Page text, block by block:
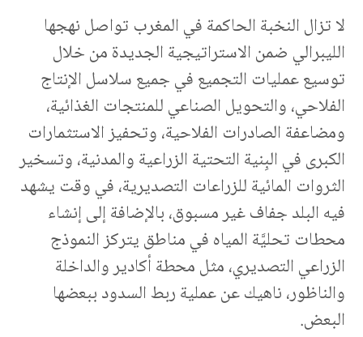
لا تزال النخبة الحاكمة في المغرب تواصل نهجها
الليبرالي ضمن الاستراتيجية الجديدة من خلال
توسيع عمليات التجميع في جميع سلاسل الإنتاج
الفلاحي، والتحويل الصناعي للمنتجات الغذائية،
ومضاعفة الصادرات الفلاحية، وتحفيز الاستثمارات
الكبرى في البِنية التحتية الزراعية والمدنية، وتسخير
الثروات المائية للزراعات التصديرية، في وقت يشهد
فيه البلد جفاف غير مسبوق، بالإضافة إلى إنشاء
محطات تحليَّة المياه في مناطق يتركز النموذج
الزراعي التصديري، مثل محطة أكادير والداخلة
والناظور، ناهيك عن عملية ربط السدود ببعضها
البعض.